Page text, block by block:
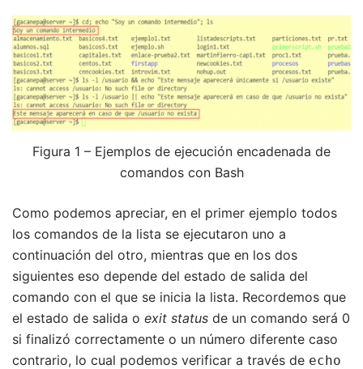
Figura 1 – Ejemplos de ejecución encadenada de
comandos con Bash
Como podemos apreciar, en el primer ejemplo todos
los comandos de la lista se ejecutaron uno a
continuación del otro, mientras que en los dos
siguientes eso depende del estado de salida del
comando con el que se inicia la lista. Recordemos que
el estado de salida o exit status de un comando será 0
si finalizó correctamente o un número diferente caso
contrario, lo cual podemos verificar a través de echo